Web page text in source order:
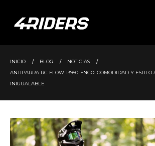
INICIO BLOG
NOTICIAS
ANTIPARRA RC FLOW 13950-FNGO: COMODIDAD Y ESTILO
INIGUALABLE